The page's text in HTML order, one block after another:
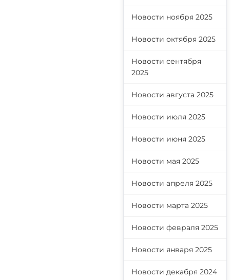
Новости ноября 2025
Новости октября 2025
Новости сентября
2025
Новости августа 2025
Новости июля 2025
Новости июня 2025
Новости мая 2025
Новости апреля 2025
Новости марта 2025
Новости февраля 2025
Новости января 2025
Новости декабря 2024